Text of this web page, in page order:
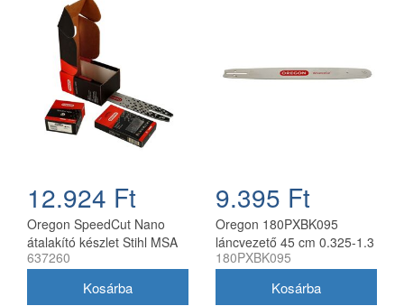
12.924 Ft
Oregon SpeedCut Nano
átalakító készlet Stihl MSA
161T 10" 325 1,1 mm
637260
9.395 Ft
Oregon 180PXBK095
láncvezető 45 cm 0.325-1.3
mm 72 szemes Husqvarna
180PXBK095